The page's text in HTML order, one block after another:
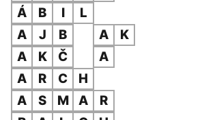
Á
B I
L
A
J B A
K
A
K Č
A
A
R C
H
A
S M A
R